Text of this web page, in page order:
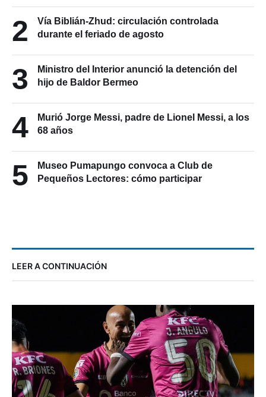
2
Vía Biblián-Zhud: circulación controlada
durante el feriado de agosto
3
Ministro del Interior anunció la detención del
hijo de Baldor Bermeo
4
Murió Jorge Messi, padre de Lionel Messi, a los
68 años
5
Museo Pumapungo convoca a Club de
Pequeños Lectores: cómo participar
LEER A CONTINUACIÓN